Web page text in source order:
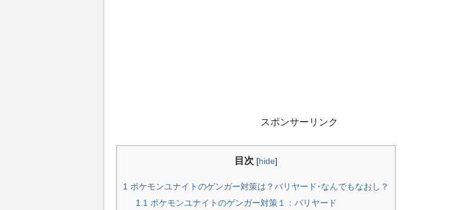
スポンサーリンク
目次 [hide]
1 ポケモンユナイトのゲンガー対策は？バリヤード･なんでもなおし？
1.1 ポケモンユナイトのゲンガー対策１：バリヤード